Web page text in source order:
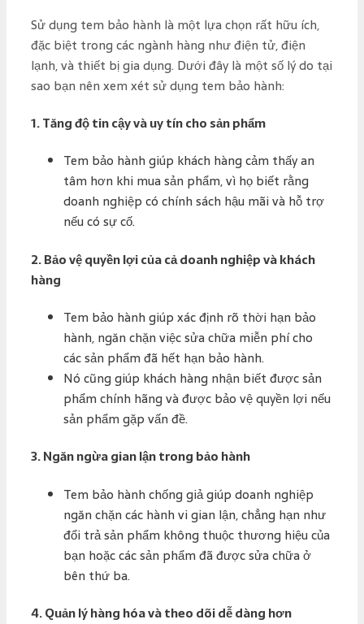
Sử dụng tem bảo hành là một lựa chọn rất hữu ích,
đặc biệt trong các ngành hàng như điện tử, điện
lạnh, và thiết bị gia dụng. Dưới đây là một số lý do tại
sao bạn nên xem xét sử dụng tem bảo hành:
1.Tăng độ tin cậy và uy tín cho sản phẩm
Tem bảo hành giúp khách hàng cảm thấy an
tâm hơn khi mua sản phẩm, vì họ biết rằng
doanh nghiệp có chính sách hậu mãi và hỗ trợ
nếu có sự cố.
2.Bảo vệ quyền lợi của cả doanh nghiệp và khách
hàng
Tem bảo hành giúp xác định rõ thời hạn bảo
hành, ngăn chặn việc sửa chữa miễn phí cho
các sản phẩm đã hết hạn bảo hành.
Nó cũng giúp khách hàng nhận biết được sản
phẩm chính hãng và được bảo vệ quyền lợi nếu
sản phẩm gặp vấn đề.
3.Ngăn ngừa gian lận trong bảo hành
Tem bảo hành chống giả giúp doanh nghiệp
ngăn chặn các hành vi gian lận, chẳng hạn như
đổi trả sản phẩm không thuộc thương hiệu của
bạn hoặc các sản phẩm đã được sửa chữa ở
bên thứ ba.
4.Quản lý hàng hóa và theo dõi dễ dàng hơn